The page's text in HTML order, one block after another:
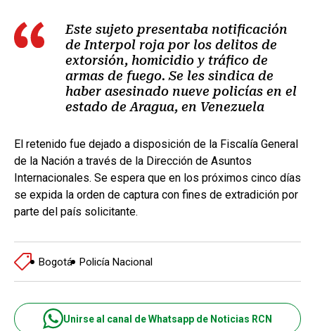
Este sujeto presentaba notificación
de Interpol roja por los delitos de
extorsión, homicidio y tráfico de
armas de fuego. Se les sindica de
haber asesinado nueve policías en el
estado de Aragua, en Venezuela
El retenido fue dejado a disposición de la Fiscalía General
de la Nación a través de la Dirección de Asuntos
Internacionales. Se espera que en los próximos cinco días
se expida la orden de captura con fines de extradición por
parte del país solicitante.
Bogotá Policía Nacional
Unirse al canal de Whatsapp de Noticias RCN